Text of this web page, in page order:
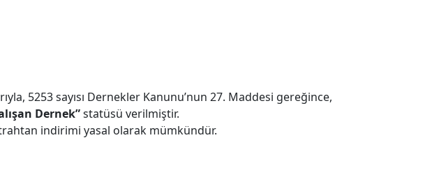
5253 sayısı Dernekler Kanunu’nun 27. Maddesi gereğince,
Dernek”statüsü verilmiştir.
indirimi yasal olarak mümkündür.